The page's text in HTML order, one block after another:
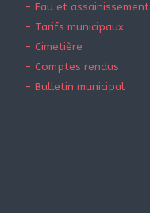
- Eau et assainissement
- Tarifs municipaux
- Cimetière
- Comptes rendus
- Bulletin municipal